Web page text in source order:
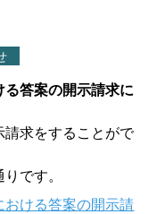
答案の開示請求に
請求をすることがで
です。
おける答案の開示請